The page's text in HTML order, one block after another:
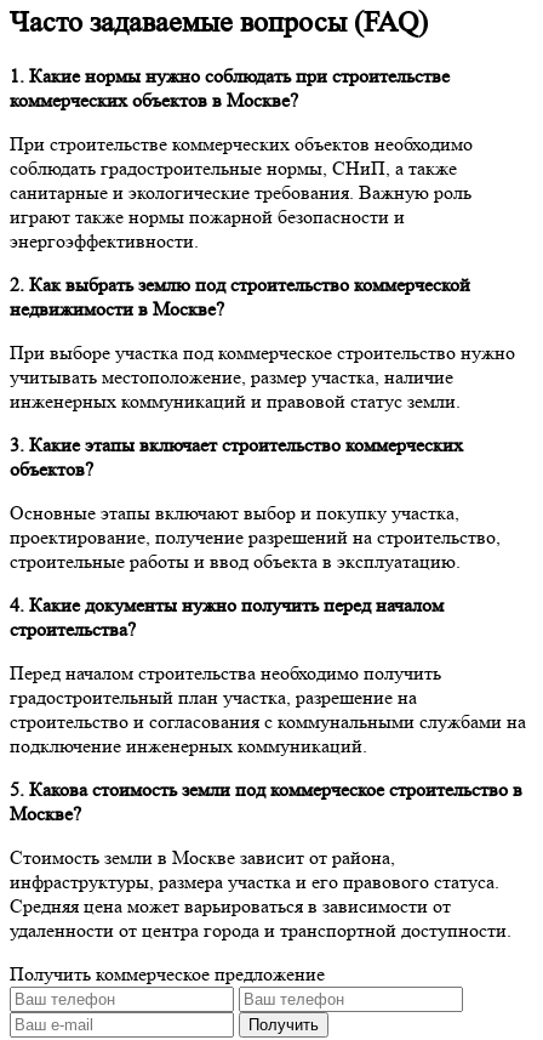
Часто задаваемые вопросы (FAQ)
1. Какие нормы нужно соблюдать при строительстве
коммерческих объектов в Москве?
При строительстве коммерческих объектов необходимо
соблюдать градостроительные нормы, СНиП, а также
санитарные и экологические требования. Важную роль
играют также нормы пожарной безопасности и
энергоэффективности.
2. Как выбрать землю под строительство коммерческой
недвижимости в Москве?
При выборе участка под коммерческое строительство нужно
учитывать местоположение, размер участка, наличие
инженерных коммуникаций и правовой статус земли.
3. Какие этапы включает строительство коммерческих
объектов?
Основные этапы включают выбор и покупку участка,
проектирование, получение разрешений на строительство,
строительные работы и ввод объекта в эксплуатацию.
4. Какие документы нужно получить перед началом
строительства?
Перед началом строительства необходимо получить
градостроительный план участка, разрешение на
строительство и согласования с коммунальными службами на
подключение инженерных коммуникаций.
5. Какова стоимость земли под коммерческое строительство в
Москве?
Стоимость земли в Москве зависит от района,
инфраструктуры, размера участка и его правового статуса.
Средняя цена может варьироваться в зависимости от
удаленности от центра города и транспортной доступности.
Получить коммерческое предложение
Получить